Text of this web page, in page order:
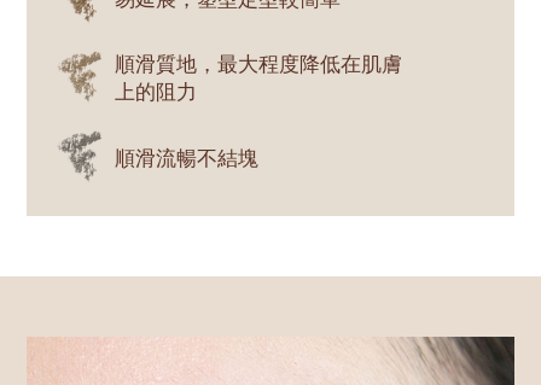
順滑質地，最大程度降低在肌膚
上的阻力
順滑流暢不結塊